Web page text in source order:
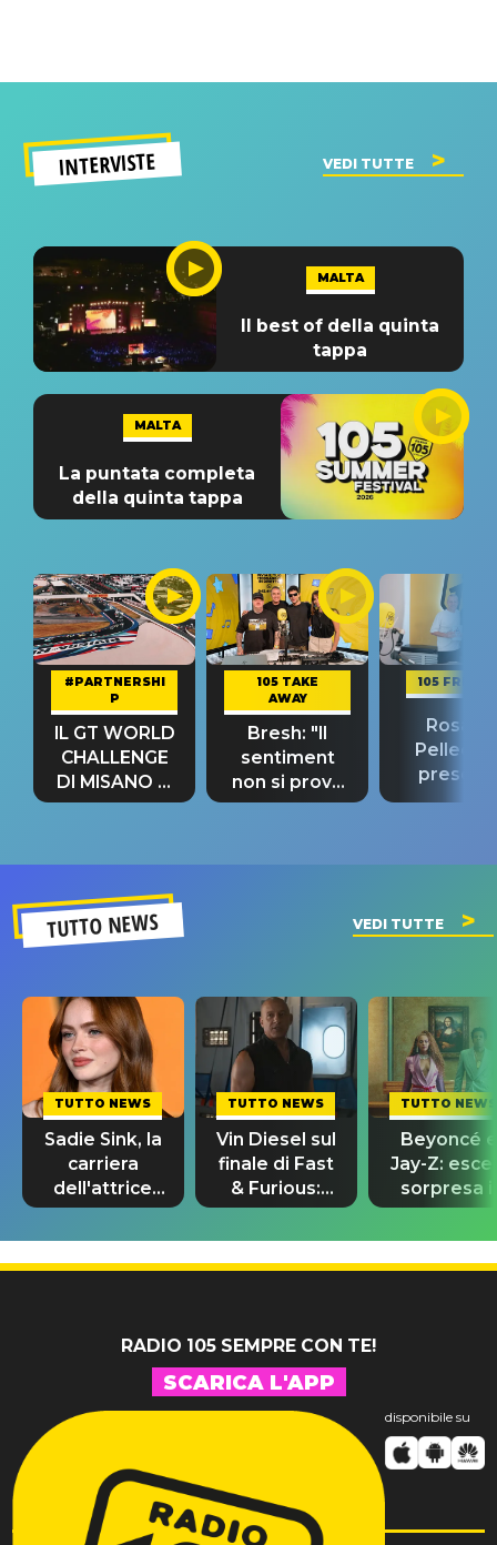
INTERVISTE VEDI TUTTE
MALTA
Il best of della quinta
tappa
MALTA
La puntata completa
della quinta tappa
#PARTNERSHI
P
IL GT WORLD
CHALLENGE
DI MISANO si
riconferma
105 TAKE
AWAY
Bresh: "Il
sentiment
non si prova
fino alla notte
105
Rosario
“Così
TUTTO NEWS VEDI TUTTE
TUTTO NEWS
Sadie Sink, la
carriera
dell'attrice
da Stranger
Things a
Spider-Man
TUTTO NEWS
Vin Diesel sul
finale di Fast
& Furious:
“Sto ancora
piangendo”
TUTTO NEWS
Beyoncé e
Jay-Z: esce
sorpresa il
remix di
“Morning
Dew
RADIO 105 SEMPRE CON TE!
SCARICA L'APP
disponibile su